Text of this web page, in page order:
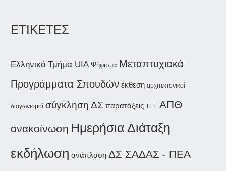
ΕΤΙΚΕΤΕΣ
Ελληνικό Τμήμα UIA Ψήφισμα Μεταπτυχιακά
Προγράμματα Σπουδών έκθεση αρχιτεκτονικοί
διαγωνισμοί σύγκληση ΔΣ παρατάξεις ΤΕΕ ΑΠΘ
ανακοίνωση Ημερήσια Διάταξη
εκδήλωση ανάπλαση ΔΣ ΣΑΔΑΣ - ΠΕΑ